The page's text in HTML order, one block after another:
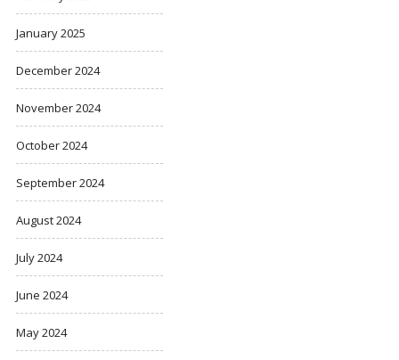
January 2025
December 2024
November 2024
October 2024
September 2024
August 2024
July 2024
June 2024
May 2024